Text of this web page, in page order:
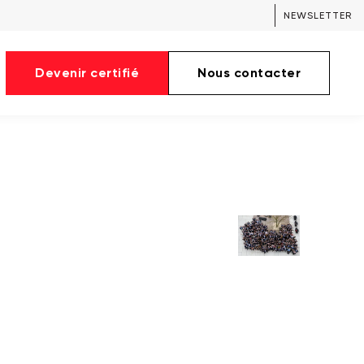
NEWSLETTER
Devenir certifié Nous contacter